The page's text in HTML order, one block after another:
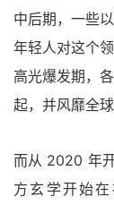
中后期，一些
年轻人对这个
高光爆发期，
起，并风靡全球
而从 2020 年
方玄学开始